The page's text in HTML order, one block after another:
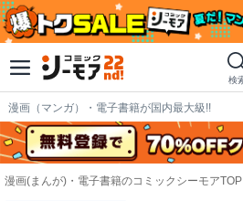
検
漫画（マンガ）・電子書籍が国内最大級!!
漫画(まんが)・電子書籍のコミックシーモアTOP